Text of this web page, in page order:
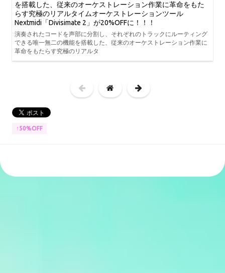
を搭載した、従来のオーケストレーション作業に革命をもた
らす究極のリアルタイムオーケストレーションツール
Nextmidi「Divisimate 2」が20%OFFに！！！
演奏されたコードを声部に分割し、それぞれのトラックにルーティング
できる唯一無二の機能を搭載した、従来のオーケストレーション作業に
革命をもたらす究極のリアルタ
↑50%OFF